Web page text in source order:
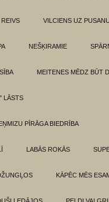
REIVS VILCIENS UZ
NEŠĶIRAMIE
MEITENES MĒDZ BŪT
LĀSTS
PĪRĀGA BIEDRĪBA
LABĀS ROKĀS
KĀPĒC MĒS